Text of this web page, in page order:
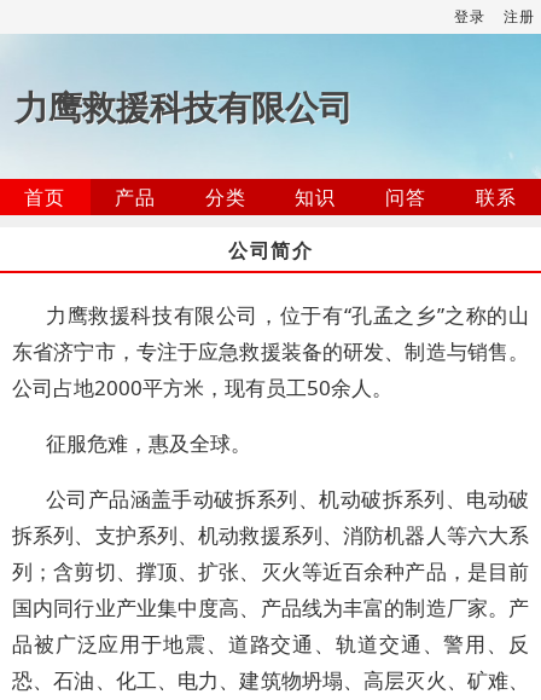
登录 注册
力鹰救援科技有限公司
首页 产品 分类 知识 问答
联系
公司简介
力鹰救援科技有限公司，位于有“孔孟之乡”之称的山
东省济宁市，专注于应急救援装备的研发、制造与销售。
公司占地2000平方米，现有员工50余人。
征服危难，惠及全球。
公司产品涵盖手动破拆系列、机动破拆系列、电动破
拆系列、支护系列、机动救援系列、消防机器人等六大系
列；含剪切、撑顶、扩张、灭火等近百余种产品，是目前
国内同行业产业集中度高、产品线为丰富的制造厂家。产
品被广泛应用于地震、道路交通、轨道交通、警用、反
恐、石油、化工、电力、建筑物坍塌、高层灭火、矿难、